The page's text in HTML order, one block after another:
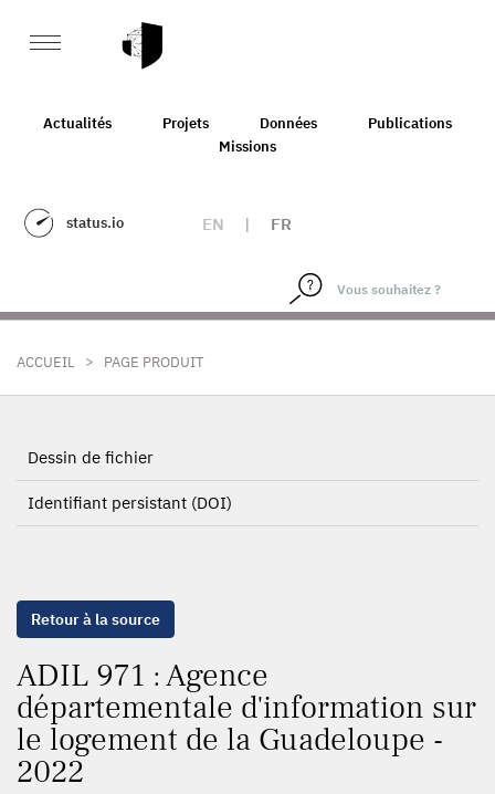
Actualités Projets Données
Publications
Missions
status.io EN | FR
ACCUEIL > PAGE PRODUIT
Dessin de fichier
Identifiant persistant (DOI)
Retour à la source
ADIL 971 : Agence
départementale d'information sur
le logement de la Guadeloupe -
2022